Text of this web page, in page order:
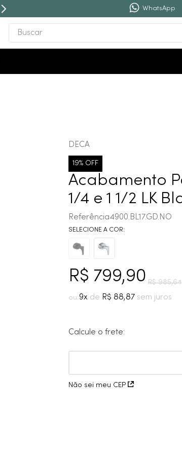
WhatsApp
Buscar
DECA
19% OFF
Acabamento
1/4 e 1 1/2 LK
Referência4900.BL17.GD.NO
R$ 799,90 R$ 985,64
9 R$ 88,87
Calcule o frete:
Não sei meu CEP
cobre escovado